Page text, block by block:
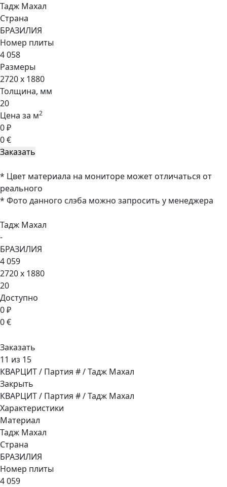
Тадж Махал
Страна
БРАЗИЛИЯ
Номер плиты
4 058
Размеры
2720 x 1880
Толщина, мм
20
Цена за м2
0 ₽
0 €
* Цвет материала на мониторе может отличаться от
реального
* Фото данного слэба можно запросить у менеджера
Тадж Махал
-
БРАЗИЛИЯ
4 059
2720 x 1880
20
Доступно
0 ₽
0 €
Заказать
11 из 15
КВАРЦИТ / Партия # / Тадж Махал
Закрыть
КВАРЦИТ / Партия # / Тадж Махал
Характеристики
Материал
Тадж Махал
Страна
БРАЗИЛИЯ
Номер плиты
4 059